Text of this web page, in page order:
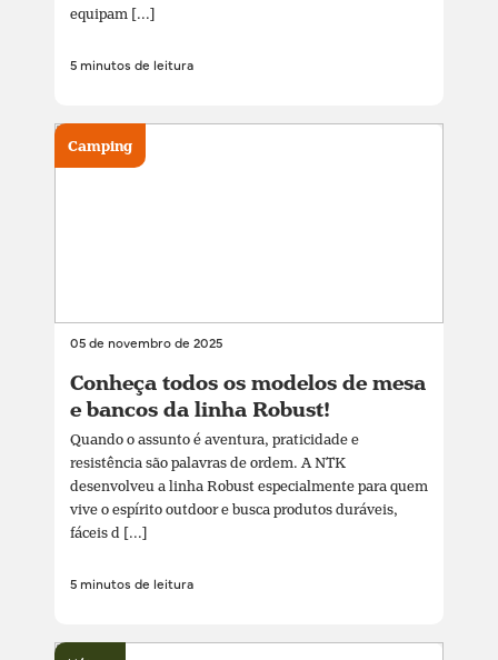
equipam [...]
5 minutos de leitura
05 de novembro de 2025
Conheça todos os modelos de mesa
e bancos da linha Robust!
Quando o assunto é aventura, praticidade e
resistência são palavras de ordem. A NTK
desenvolveu a linha Robust especialmente para quem
vive o espírito outdoor e busca produtos duráveis,
fáceis d [...]
5 minutos de leitura
Camping